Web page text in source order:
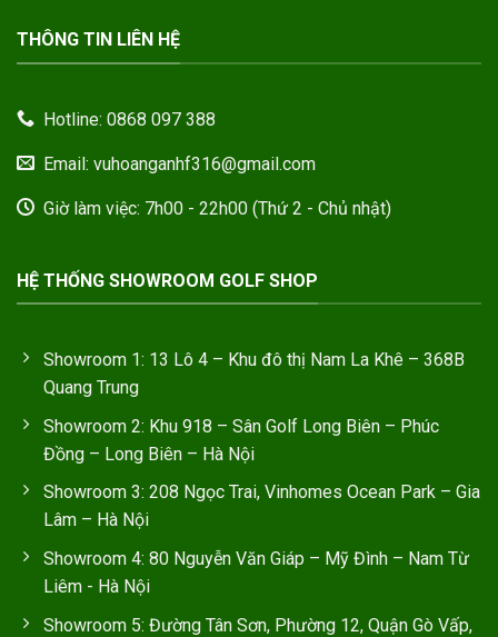
THÔNG TIN LIÊN HỆ
Hotline: 0868 097 388
Email: vuhoanganhf316@gmail.com
Giờ làm việc: 7h00 - 22h00 (Thứ 2 - Chủ nhật)
HỆ THỐNG SHOWROOM GOLF SHOP
Showroom 1: 13 Lô 4 – Khu đô thị Nam La Khê – 368B
Quang Trung
Showroom 2: Khu 918 – Sân Golf Long Biên – Phúc
Đồng – Long Biên – Hà Nội
Showroom 3: 208 Ngọc Trai, Vinhomes Ocean Park – Gia
Lâm – Hà Nội
Showroom 4: 80 Nguyễn Văn Giáp – Mỹ Đình – Nam Từ
Liêm - Hà Nội
Showroom 5: Đường Tân Sơn, Phường 12, Quận Gò Vấp,